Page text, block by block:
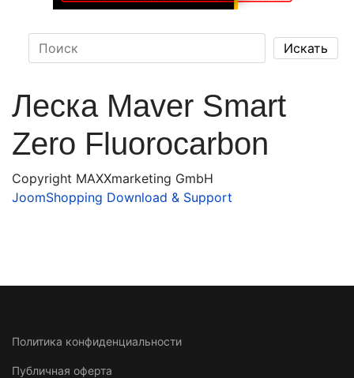
Леска Maver Smart
Zero Fluorocarbon
Copyright MAXXmarketing GmbH
JoomShopping Download & Support
Политика конфиденциальности
Публичная оферта